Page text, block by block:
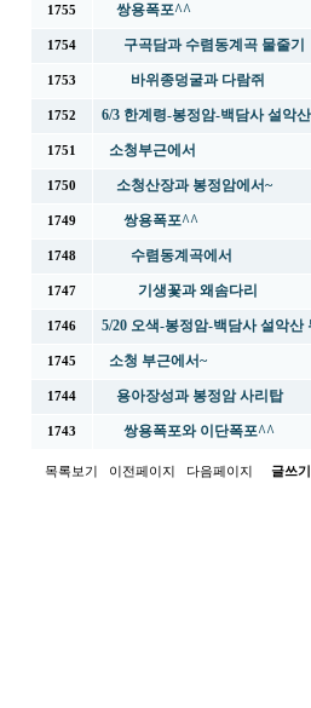
1755 쌍용폭포^^
1754 구곡담과 수렴동계곡 물줄기
1753 바위종덩굴과 다람쥐
1752 6/3 한계령-봉정암-백담사 설악
1751 소청부근에서
1750 소청산장과 봉정암에서~
1749 쌍용폭포^^
1748 수렴동계곡에서
1747 기생꽃과 왜솜다리
1746 5/20 오색-봉정암-백담사 설악
1745 소청 부근에서~
1744 용아장성과 봉정암 사리탑
1743 쌍용폭포와 이단폭포^^
목록보기 이전페이지 다음페이지 글쓰기